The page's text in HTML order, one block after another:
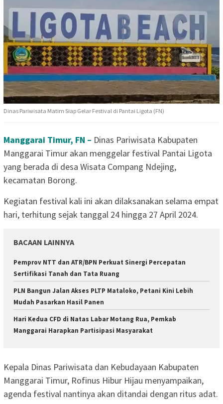
Dinas Pariwisata Matim Siap Gelar Festival di Pantai Ligota (FN)
Manggarai Timur, FN – Dinas Pariwisata Kabupaten
Manggarai Timur akan menggelar festival Pantai Ligota
yang berada di desa Wisata Compang Ndejing,
kecamatan Borong.
Kegiatan festival kali ini akan dilaksanakan selama empat
hari, terhitung sejak tanggal 24 hingga 27 April 2024.
BACAAN LAINNYA
Pemprov NTT dan ATR/BPN Perkuat Sinergi Percepatan
Sertifikasi Tanah dan Tata Ruang
PLN Bangun Jalan Akses PLTP Mataloko, Petani Kini Lebih
Mudah Pasarkan Hasil Panen
Hari Kedua CFD di Natas Labar Motang Rua, Pemkab
Manggarai Harapkan Partisipasi Masyarakat
Kepala Dinas Pariwisata dan Kebudayaan Kabupaten
Manggarai Timur, Rofinus Hibur Hijau menyampaikan,
agenda festival nantinya akan ditandai dengan ritus adat.